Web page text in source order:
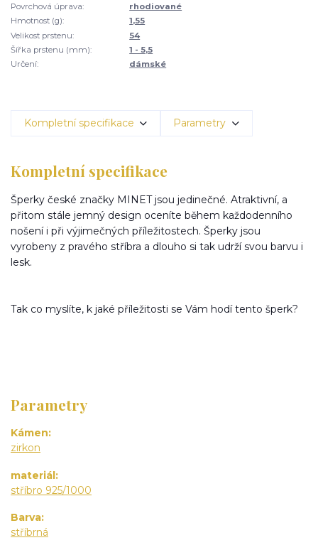
Povrchová úprava:
rhodiované
Hmotnost (g):
1,55
Velikost prstenu:
54
Šířka prstenu (mm):
1 - 5,5
Určení:
dámské
Kompletní specifikace Parametry
Kompletní specifikace
Šperky české značky MINET jsou jedinečné. Atraktivní, a
přitom stále jemný design oceníte během každodenního
nošení i při výjimečných příležitostech. Šperky jsou
vyrobeny z pravého stříbra a dlouho si tak udrží svou barvu i
lesk.
Tak co myslíte, k jaké příležitosti se Vám hodí tento šperk?
Parametry
Kámen
zirkon
materiál
stříbro 925/1000
Barva
stříbrná